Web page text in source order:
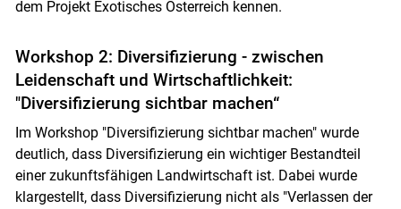
dem Projekt Exotisches Österreich kennen.
Workshop 2: Diversifizierung - zwischen
Leidenschaft und Wirtschaftlichkeit:
"Diversifizierung sichtbar machen“
Im Workshop "Diversifizierung sichtbar machen" wurde
deutlich, dass Diversifizierung ein wichtiger Bestandteil
einer zukunftsfähigen Landwirtschaft ist. Dabei wurde
klargestellt, dass Diversifizierung nicht als "Verlassen der